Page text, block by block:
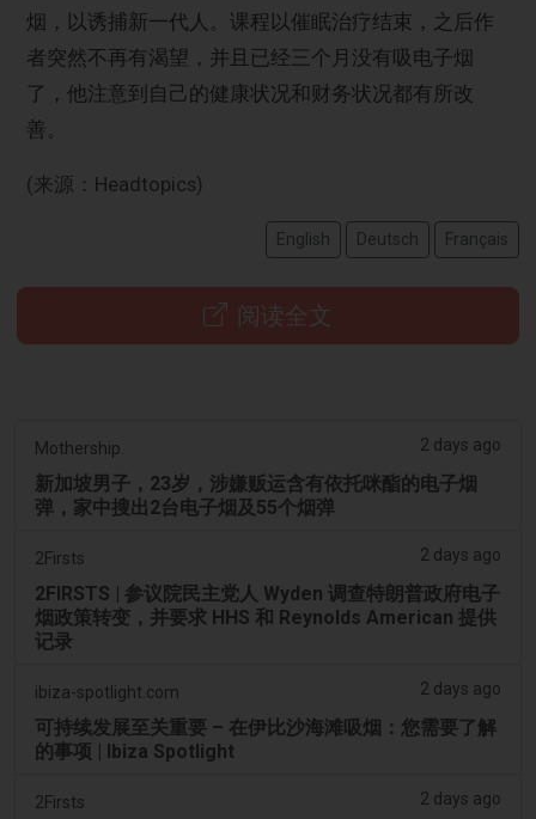
烟，以诱捕新一代人。课程以催眠治疗结束，之后作
者突然不再有渴望，并且已经三个月没有吸电子烟
了，他注意到自己的健康状况和财务状况都有所改
善。
(来源：Headtopics)
English Deutsch Français
阅读全文
Mothership. 2 days ago
新加坡男子，23岁，涉嫌贩运含有依托咪酯的电子烟
弹，家中搜出2台电子烟及55个烟弹
2Firsts 2 days ago
2FIRSTS | 参议院民主党人 Wyden 调查特朗普政府电子
烟政策转变，并要求 HHS 和 Reynolds American 提供
记录
ibiza-spotlight.com 2 days ago
可持续发展至关重要 – 在伊比沙海滩吸烟：您需要了解
的事项 | Ibiza Spotlight
2Firsts 2 days ago